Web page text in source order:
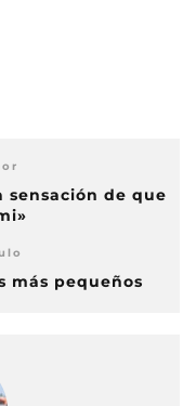
sensación de que
más pequeños